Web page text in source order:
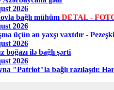
2026
bağlı mühüm DETAL -
2026
üçün ən yaxşı vaxtdır -
2026
boğazı ilə bağlı şərti
2026
"Patriot"la bağlı razılaşdı: